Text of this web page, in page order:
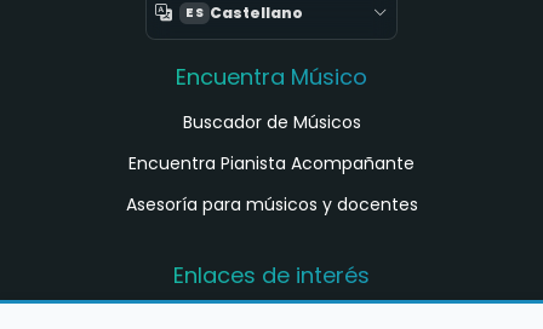
ES Castellano
Encuentra Músico
Buscador de Músicos
Encuentra Pianista Acompañante
Asesoría para músicos y docentes
Enlaces de interés